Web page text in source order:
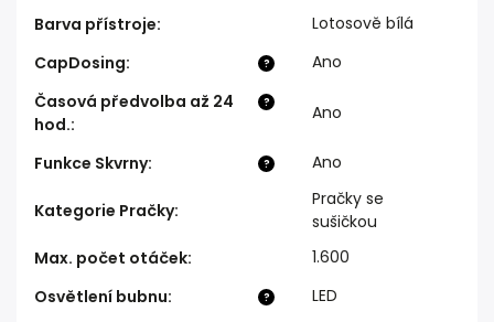
Barva přístroje: Lotosově bílá
?
CapDosing: Ano
?
Časová předvolba až 24
hod.:
Ano
?
Funkce Skvrny: Ano
Kategorie Pračky:
Pračky se
sušičkou
Max. počet otáček: 1.600
?
Osvětlení bubnu: LED